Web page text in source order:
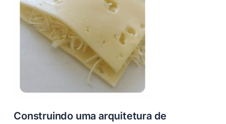
Construindo uma arquitetura de